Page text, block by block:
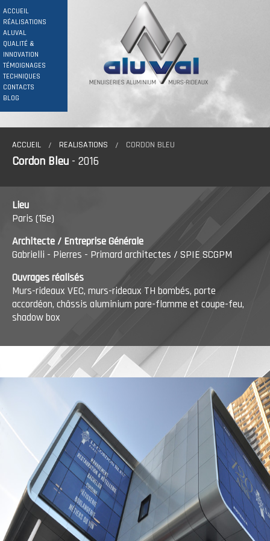
ACCUEIL
RÉALISATIONS
ALUVAL
QUALITÉ &
INNOVATION
TÉMOIGNAGES
TECHNIQUES
CONTACTS
BLOG
ACCUEIL REALISATIONS CORDON BLEU
Cordon Bleu - 2016
Lieu
Paris (15e)
Architecte / Entreprise Générale
Gabrielli - Pierres - Primard architectes / SPIE SCGPM
Ouvrages réalisés
Murs-rideaux VEC, murs-rideaux TH bombés, porte
accordéon, châssis aluminium pare-flamme et coupe-feu,
shadow box